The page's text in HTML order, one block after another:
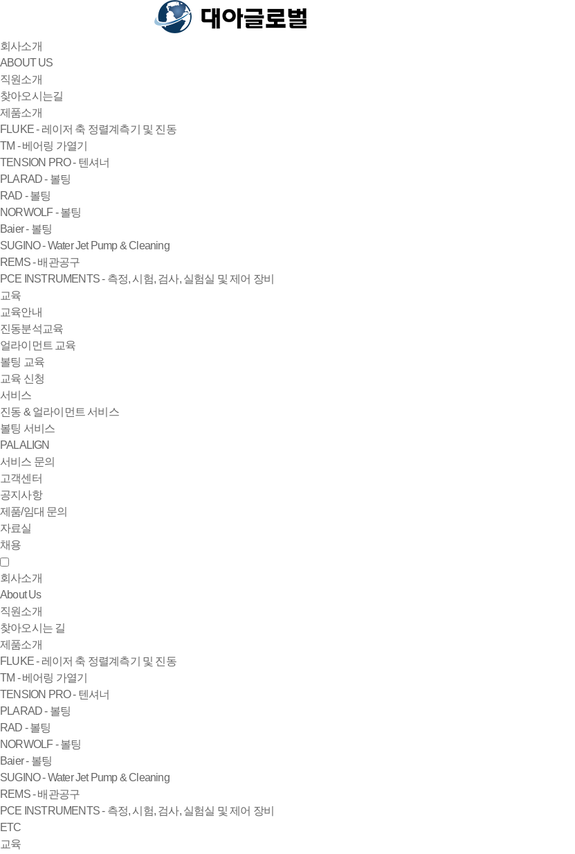
회사소개
ABOUT US
직원소개
찾아오시는길
제품소개
FLUKE - 레이저 축 정렬계측기 및 진동
TM - 베어링 가열기
TENSION PRO - 텐셔너
PLARAD - 볼팅
RAD - 볼팅
NORWOLF - 볼팅
Baier - 볼팅
SUGINO - Water Jet Pump & Cleaning
REMS - 배관공구
PCE INSTRUMENTS - 측정, 시험, 검사, 실험실 및 제어 장비
교육
교육안내
진동분석교육
얼라이먼트 교육
볼팅 교육
교육 신청
서비스
진동 & 얼라이먼트 서비스
볼팅 서비스
PALALIGN
서비스 문의
고객센터
공지사항
제품/임대 문의
자료실
채용
회사소개
About Us
직원소개
찾아오시는 길
제품소개
FLUKE - 레이저 축 정렬계측기 및 진동
TM - 베어링 가열기
TENSION PRO - 텐셔너
PLARAD - 볼팅
RAD - 볼팅
NORWOLF - 볼팅
Baier - 볼팅
SUGINO - Water Jet Pump & Cleaning
REMS - 배관공구
PCE INSTRUMENTS - 측정, 시험, 검사, 실험실 및 제어 장비
ETC
교육